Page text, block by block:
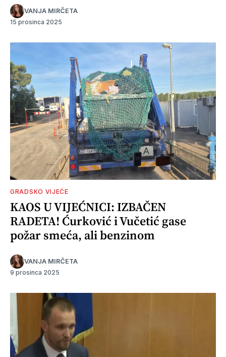
VANJA MIRČETA
15 prosinca 2025
GRADSKO VIJEĆE
KAOS U VIJEĆNICI: IZBAČEN
RADETA! Ćurković i Vučetić gase
požar smeća, ali benzinom
VANJA MIRČETA
9 prosinca 2025